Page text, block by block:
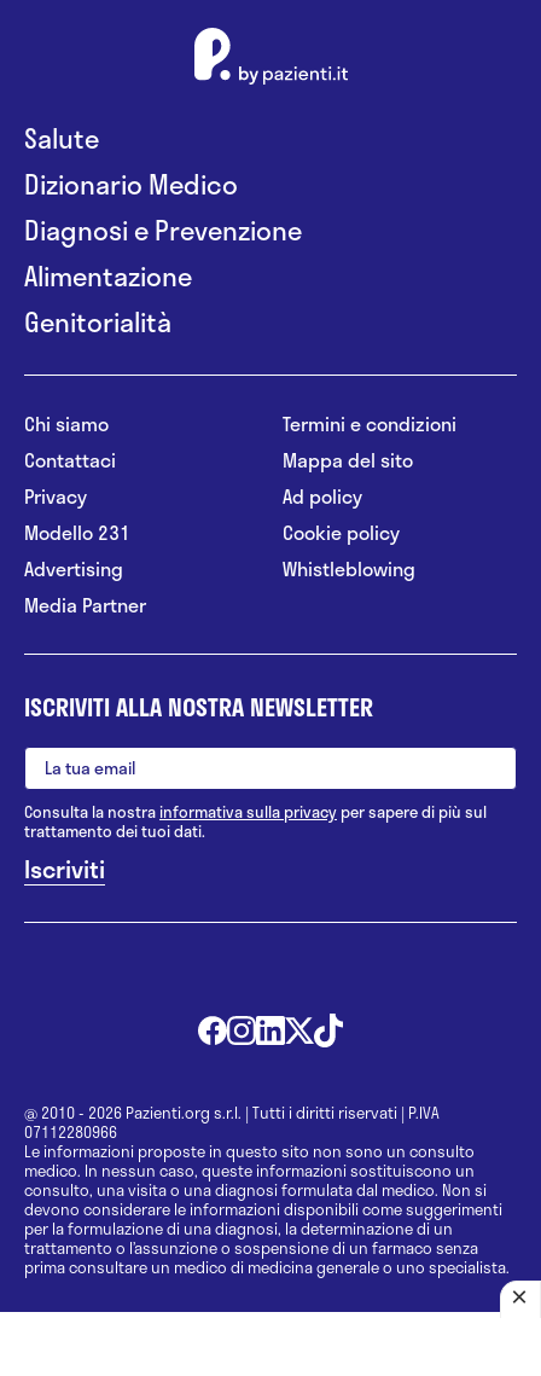
Salute
Dizionario Medico
Diagnosi e Prevenzione
Alimentazione
Genitorialità
Chi siamo
Contattaci
Privacy
Modello 231
Advertising
Media Partner
Termini e condizioni
Mappa del sito
Ad policy
Cookie policy
Whistleblowing
ISCRIVITI ALLA NOSTRA NEWSLETTER
Consulta la nostrainformativa sulla privacy per sapere di più sul
trattamento dei tuoi dati.
@ 2010 - 2026 Pazienti.org s.r.l. | Tutti i diritti riservati | P.IVA
07112280966
Le informazioni proposte in questo sito non sono un consulto
medico. In nessun caso, queste informazioni sostituiscono un
consulto, una visita o una diagnosi formulata dal medico. Non si
devono considerare le informazioni disponibili come suggerimenti
per la formulazione di una diagnosi, la determinazione di un
trattamento o l’assunzione o sospensione di un farmaco senza
prima consultare un medico di medicina generale o uno specialista.